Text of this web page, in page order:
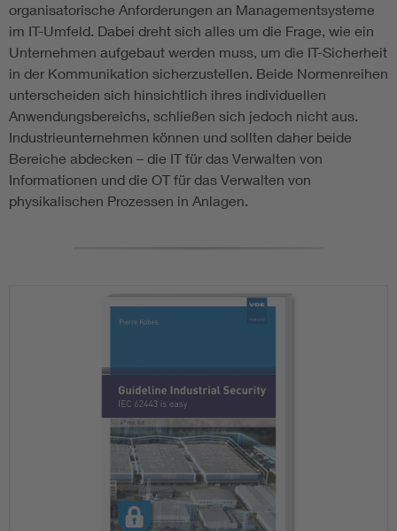
organisatorische Anforderungen an Managementsysteme
im IT-Umfeld. Dabei dreht sich alles um die Frage, wie ein
Unternehmen aufgebaut werden muss, um die IT-Sicherheit
in der Kommunikation sicherzustellen. Beide Normenreihen
unterscheiden sich hinsichtlich ihres individuellen
Anwendungsbereichs, schließen sich jedoch nicht aus.
Industrieunternehmen können und sollten daher beide
Bereiche abdecken – die IT für das Verwalten von
Informationen und die OT für das Verwalten von
physikalischen Prozessen in Anlagen.